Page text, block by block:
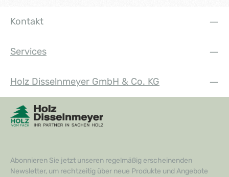
Kontakt
Services
Holz Disselnmeyer GmbH & Co. KG
Abonnieren Sie jetzt unseren regelmäßig erscheinenden
Newsletter, um rechtzeitig über neue Produkte und Angebote